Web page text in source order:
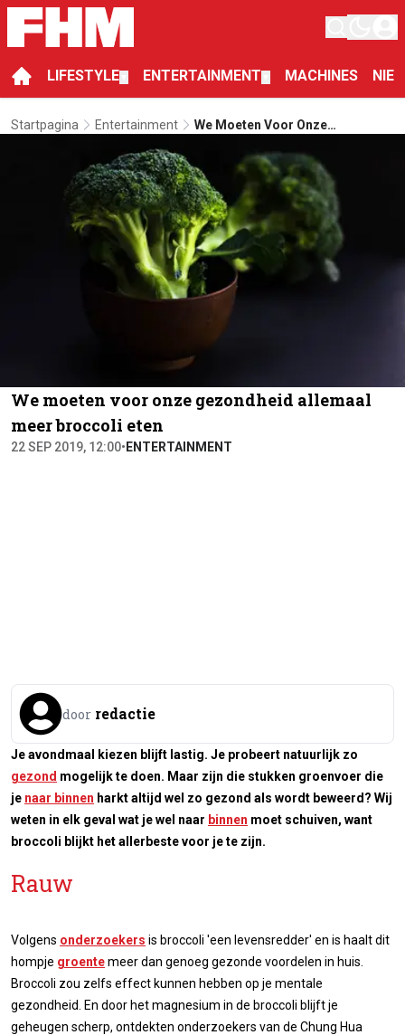
LIFESTYLE ENTERTAINMENT MACHINES
Startpagina Entertainment
We Moeten Voor Onze
Broccoli Eten
We moeten voor onze gezondheid allemaal
meer broccoli eten
22 SEP 2019, 12:00• ENTERTAINMENT
door redactie
Je avondmaal kiezen blijft lastig. Je probeert natuurlijk zo
gezond mogelijk te doen. Maar zijn die stukken groenvoer die
je naar binnen harkt altijd wel zo gezond als wordt beweerd? Wij
weten in elk geval wat je wel naar binnen moet schuiven, want
broccoli blijkt het allerbeste voor je te zijn.
Rauw
Volgens onderzoekers is broccoli 'een levensredder' en is haalt dit
hompje groentemeer dan genoeg gezonde voordelen in huis.
Broccoli zou zelfs effect kunnen hebben op je mentale
gezondheid. En door het magnesium in de broccoli blijft je
geheugen scherp, ontdekten onderzoekers van de Chung Hua